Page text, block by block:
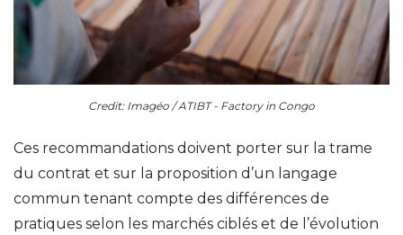
Credit: Imagéo / ATIBT - Factory in Congo
Ces recommandations doivent porter sur la trame
du contrat et sur la proposition d’un langage
commun tenant compte des différences de
pratiques selon les marchés ciblés et de l’évolution